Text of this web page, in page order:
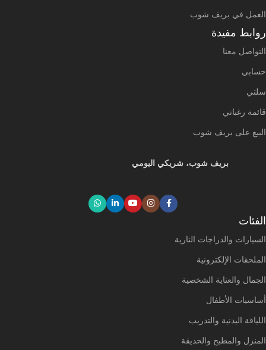
بريف شوب، شريكي اليومي
الفئات
السيارات والدراجات النارية
الملحقات الإلكترونية
الجمال والعناية الشخصية
أساسيات الأطفال
اللياقة البدنية والتدريب
المنزل والمطبخ والحديقة
العمل في بريف شوب
روابط مفيدة
التواصل معنا
حسابي
سلتي
قائمة رغباتي
البيع على بريف شوب